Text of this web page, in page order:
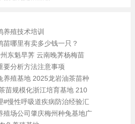
养殖技术培训
哪里有卖多少钱一只？
东魁早荠 云南晚荠杨梅苗
要分析方法注意事项
养殖基地 2025龙岩油茶苗种
苗规模化浙江培育基地 210
#慢性呼吸道疾病防治经验汇
殖场公司肇庆梅州种兔基地广